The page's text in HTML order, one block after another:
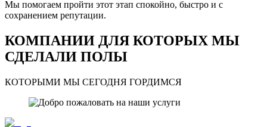
Мы помогаем пройти этот этап спокойно, быстро и с
сохранением репутации.
КОМПАНИИ ДЛЯ КОТОРЫХ МЫ
СДЕЛАЛИ ПОЛЫ
КОТОРЫМИ МЫ СЕГОДНЯ ГОРДИМСЯ